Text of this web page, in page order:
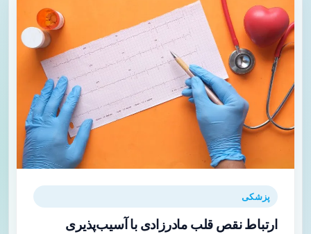
پزشکی
ارتباط نقص قلب مادرزادی با آسیب‌پذیری